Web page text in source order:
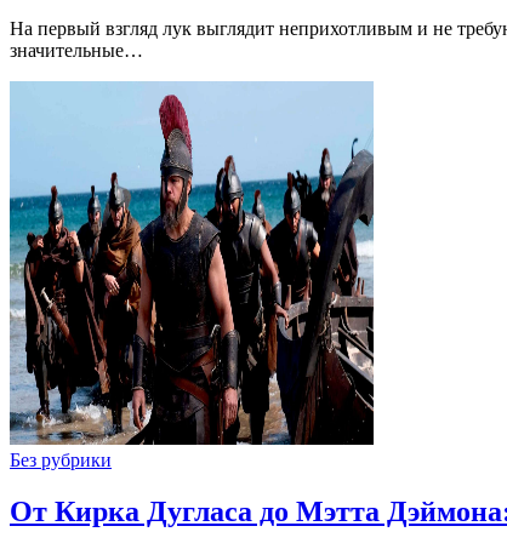
На первый взгляд лук выглядит неприхотливым и не
значительные…
Без рубрики
От Кирка Дугласа до Мэтта